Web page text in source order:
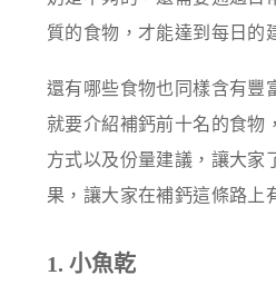
質的食物，才能達到每日的
還有哪些食物也同樣含有豐
就要介紹補鈣前十名的食物
方式以及份量建議，讓大家
果，讓大家在補鈣這條路上
1. 小魚乾